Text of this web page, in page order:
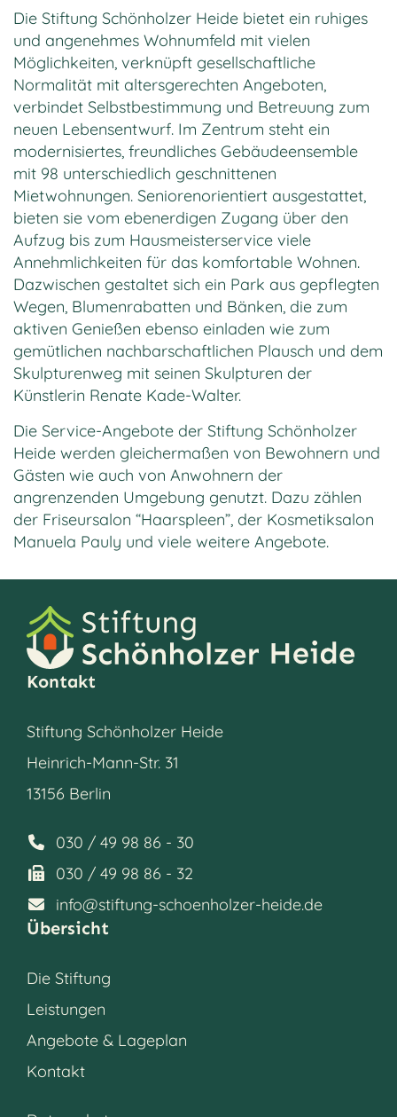
Die Stiftung Schönholzer Heide bietet ein ruhiges
und angenehmes Wohnumfeld mit vielen
Möglichkeiten, verknüpft gesellschaftliche
Normalität mit altersgerechten Angeboten,
verbindet Selbstbestimmung und Betreuung zum
neuen Lebensentwurf. Im Zentrum steht ein
modernisiertes, freundliches Gebäudeensemble
mit 98 unterschiedlich geschnittenen
Mietwohnungen. Seniorenorientiert ausgestattet,
bieten sie vom ebenerdigen Zugang über den
Aufzug bis zum Hausmeisterservice viele
Annehmlichkeiten für das komfortable Wohnen.
Dazwischen gestaltet sich ein Park aus gepflegten
Wegen, Blumenrabatten und Bänken, die zum
aktiven Genießen ebenso einladen wie zum
gemütlichen nachbarschaftlichen Plausch und dem
Skulpturenweg mit seinen Skulpturen der
Künstlerin Renate Kade-Walter.
Die Service-Angebote der Stiftung Schönholzer
Heide werden gleichermaßen von Bewohnern und
Gästen wie auch von Anwohnern der
angrenzenden Umgebung genutzt. Dazu zählen
der Friseursalon “Haarspleen”, der Kosmetiksalon
Manuela Pauly und viele weitere Angebote.
Kontakt
Stiftung Schönholzer Heide
Heinrich-Mann-Str. 31
13156 Berlin
030 / 49 98 86 - 30
030 / 49 98 86 - 32
info@stiftung-schoenholzer-heide.de
Übersicht
Die Stiftung
Leistungen
Angebote & Lageplan
Kontakt